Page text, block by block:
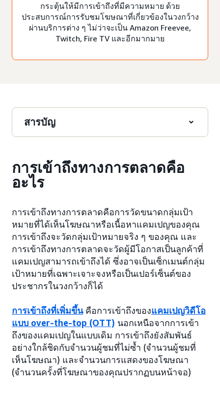
กระตุ้นให้มีการเข้าถึงที่มีความหมาย ด้วย
ประสบการณ์การรับชมโฆษณาที่เกี่ยวข้องในวงกว้าง
ผ่านบริการต่าง ๆ ไม่ว่าจะเป็น Amazon Freevee,
Twitch, Fire TV และอีกมากมาย
สารบัญ
การเข้าถึงทางการตลาดคือ
อะไร
การเข้าถึงทางการตลาดคือการวัดขนาดกลุ่มเป้า
หมายที่ได้เห็นโฆษณาหรือเนื้อหาแคมเปญของคุณ
การเข้าถึงจะวัดกลุ่มเป้าหมายจริง ๆ ของคุณ และ
การเข้าถึงทางการตลาดจะวัดผู้มีโอกาสเป็นลูกค้าที่
แคมเปญสามารถเข้าถึงได้ ซึ่งอาจเป็นเซ็กเมนต์กลุ่ม
เป้าหมายที่เฉพาะเจาะจงหรือเป็นเปอร์เซ็นต์ของ
ประชากรในวงกว้างก็ได้
การเข้าถึงที่เพิ่มขึ้นคือการเข้าถึงของแคมเปญวิดีโอ
แบบ over-the-top (OTT) นอกเหนือจากการเข้า
ถึงของแคมเปญในแบบเดิม การเข้าถึงยังสัมพันธ์
อย่างใกล้ชิดกับจำนวนผู้ชมที่ไม่ซ้ำ (จำนวนผู้ชมที่
เห็นโฆษณา) และจำนวนการแสดงของโฆษณา
(จำนวนครั้งที่โฆษณาของคุณปรากฏบนหน้าจอ)